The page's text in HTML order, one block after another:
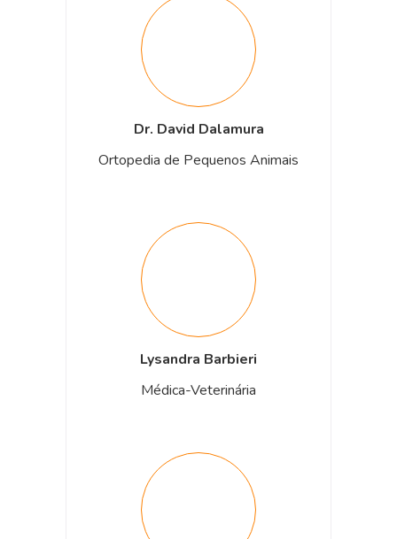
Dr. David Dalamura
Ortopedia de Pequenos Animais
Lysandra Barbieri
Médica-Veterinária